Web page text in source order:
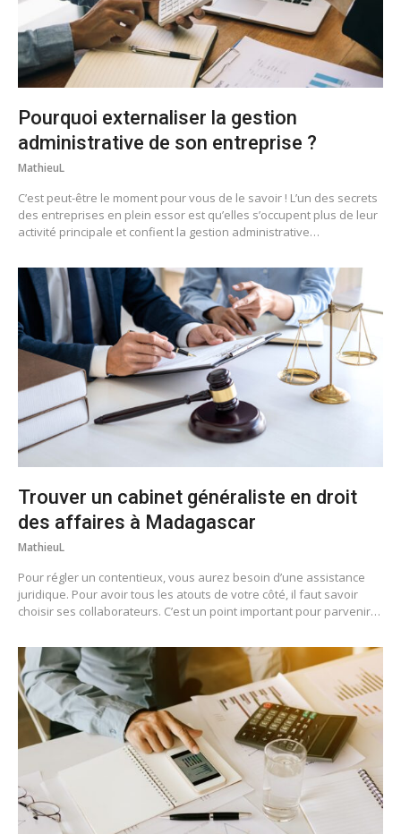
Pourquoi externaliser la gestion
administrative de son entreprise ?
MathieuL
C’est peut-être le moment pour vous de le savoir ! L’un des secrets
des entreprises en plein essor est qu’elles s’occupent plus de leur
activité principale et confient la gestion administrative…
Trouver un cabinet généraliste en droit
des affaires à Madagascar
MathieuL
Pour régler un contentieux, vous aurez besoin d’une assistance
juridique. Pour avoir tous les atouts de votre côté, il faut savoir
choisir ses collaborateurs. C’est un point important pour parvenir…